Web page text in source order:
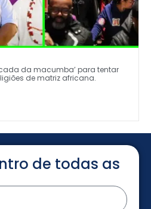
da macumba’ para tentar
de matriz africana.
de todas as